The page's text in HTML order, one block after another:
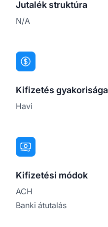
Jutalék struktúra
N/A
Kifizetés gyakorisága
Havi
Kifizetési módok
ACH
Banki átutalás